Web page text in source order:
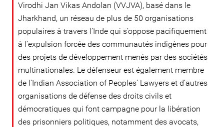
Virodhi Jan Vikas Andolan (VVJVA), basé dans le
Jharkhand, un réseau de plus de 50 organisations
populaires à travers l’Inde qui s’oppose pacifiquement
à l’expulsion forcée des communautés indigènes pour
des projets de développement menés par des sociétés
multinationales. Le défenseur est également membre
de l’Indian Association of Peoples’ Lawyers et d’autres
organisations de défense des droits civils et
démocratiques qui font campagne pour la libération
des prisonniers politiques, notamment des avocats,